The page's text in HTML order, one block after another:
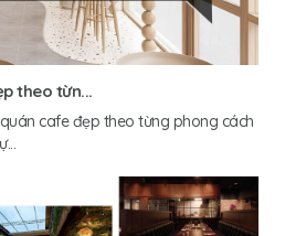
theo từn...
cafe đẹp theo từng phong cách